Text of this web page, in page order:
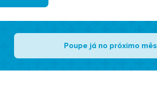
Poupe já no próximo mês